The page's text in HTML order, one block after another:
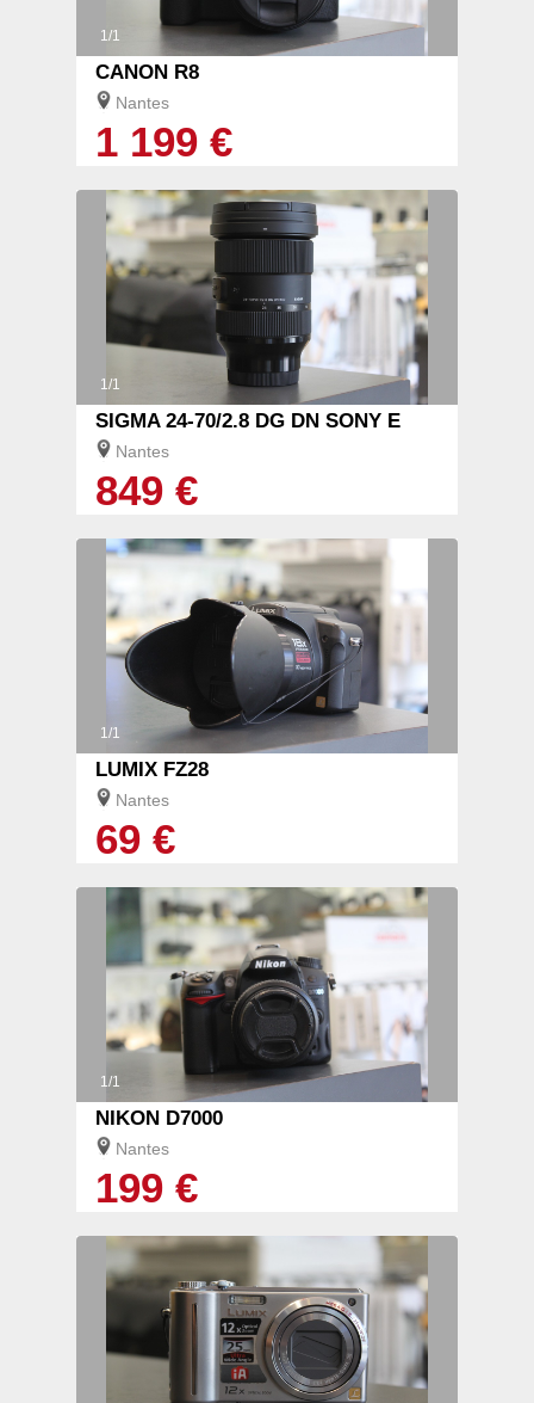
1/1
CANON R8
Nantes
1 199 €
1/1
SIGMA 24-70/2.8 DG DN SONY E
Nantes
849 €
1/1
LUMIX FZ28
Nantes
69 €
1/1
NIKON D7000
Nantes
199 €